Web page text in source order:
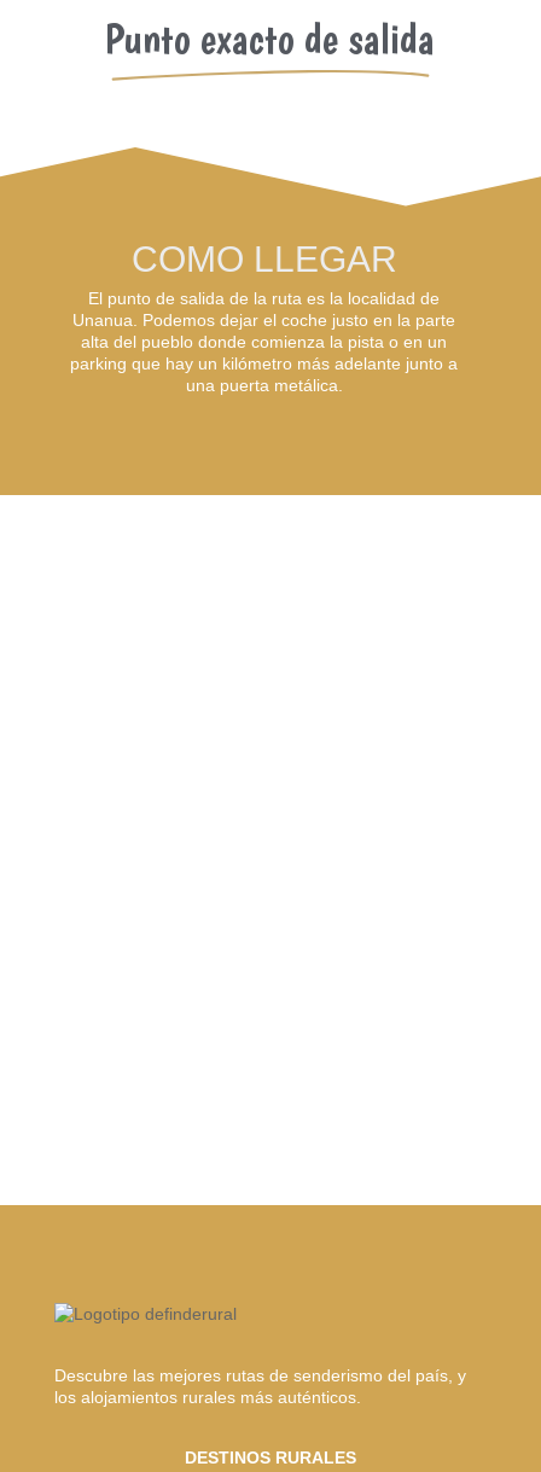
Punto exacto de salida
COMO LLEGAR
El punto de salida de la ruta es la localidad de
Unanua. Podemos dejar el coche justo en la parte
alta del pueblo donde comienza la pista o en un
parking que hay un kilómetro más adelante junto a
una puerta metálica.
Descubre las mejores rutas de senderismo del país, y
los alojamientos rurales más auténticos.
DESTINOS RURALES